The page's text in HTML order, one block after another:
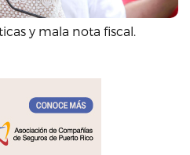
y mala nota fiscal.